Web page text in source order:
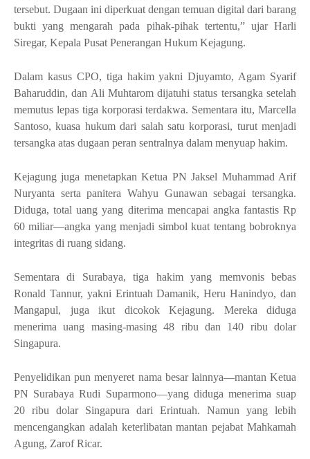
tersebut. Dugaan ini diperkuat dengan temuan digital dari barang
bukti yang mengarah pada pihak-pihak tertentu,” ujar Harli
Siregar, Kepala Pusat Penerangan Hukum Kejagung.
Dalam kasus CPO, tiga hakim yakni Djuyamto, Agam Syarif
Baharuddin, dan Ali Muhtarom dijatuhi status tersangka setelah
memutus lepas tiga korporasi terdakwa. Sementara itu, Marcella
Santoso, kuasa hukum dari salah satu korporasi, turut menjadi
tersangka atas dugaan peran sentralnya dalam menyuap hakim.
Kejagung juga menetapkan Ketua PN Jaksel Muhammad Arif
Nuryanta serta panitera Wahyu Gunawan sebagai tersangka.
Diduga, total uang yang diterima mencapai angka fantastis Rp
60 miliar—angka yang menjadi simbol kuat tentang bobroknya
integritas di ruang sidang.
Sementara di Surabaya, tiga hakim yang memvonis bebas
Ronald Tannur, yakni Erintuah Damanik, Heru Hanindyo, dan
Mangapul, juga ikut dicokok Kejagung. Mereka diduga
menerima uang masing-masing 48 ribu dan 140 ribu dolar
Singapura.
Penyelidikan pun menyeret nama besar lainnya—mantan Ketua
PN Surabaya Rudi Suparmono—yang diduga menerima suap
20 ribu dolar Singapura dari Erintuah. Namun yang lebih
mencengangkan adalah keterlibatan mantan pejabat Mahkamah
Agung, Zarof Ricar.